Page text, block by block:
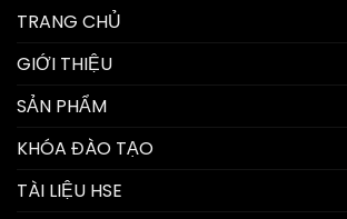
TRANG CHỦ
GIỚI THIỆU
SẢN PHẨM
KHÓA ĐÀO TẠO
TÀI LIỆU HSE